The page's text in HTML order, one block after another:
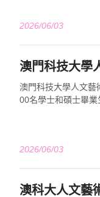
2026/06/03
澳門科技大學
澳門科技大學人文
00名學士和碩士畢業
2026/06/03
澳科大人文藝